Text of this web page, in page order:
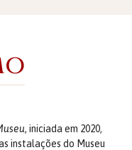
, iniciada em 2020,
instalações do Museu